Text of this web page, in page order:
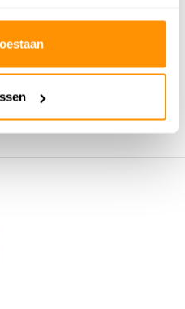
beoordelingen
dit product..